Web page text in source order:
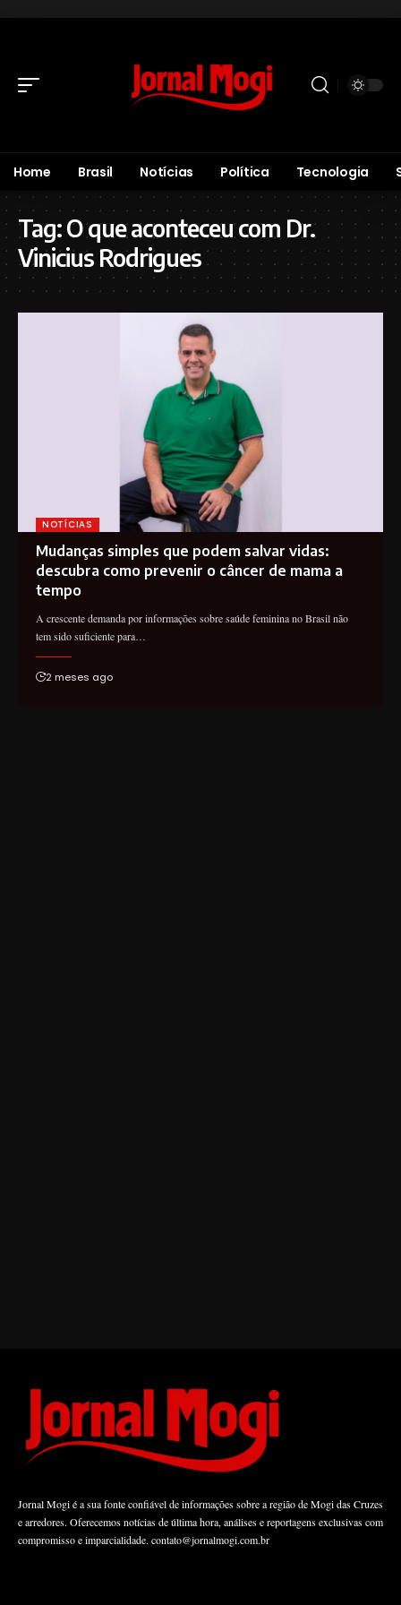
Home Brasil Notícias Política Tecnologia
Tag:O que aconteceu com Dr.
Vinicius Rodrigues
NOTÍCIAS
Mudanças simples que podem salvar vidas:
descubra como prevenir o câncer de mama a
tempo
A crescente demanda por informações sobre saúde feminina no Brasil não
tem sido suficiente para…
2 meses ago
Jornal Mogi é a sua fonte confiável de informações sobre a região de Mogi das Cruzes
e arredores. Oferecemos notícias de última hora, análises e reportagens exclusivas com
compromisso e imparcialidade. contato@jornalmogi.com.br